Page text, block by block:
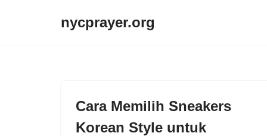
nycprayer.org
Cara Memilih Sneakers
Korean Style untuk